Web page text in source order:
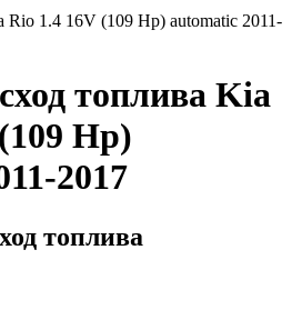
Rio 1.4 16V (109 Hp) automatic 2011-
топлива Kia
Hp)
2017
топлива